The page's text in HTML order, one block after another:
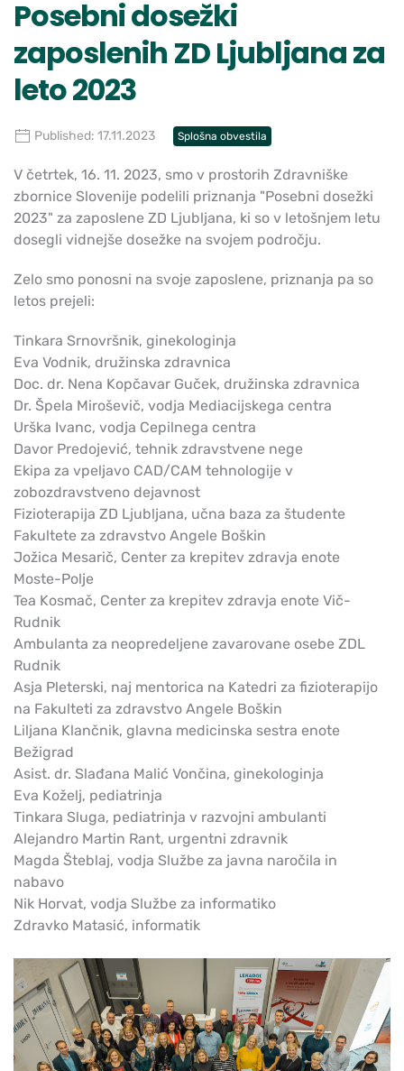
Posebni dosežki
zaposlenih ZD Ljubljana za
leto 2023
Published: 17.11.2023 Splošna obvestila
V četrtek, 16. 11. 2023, smo v prostorih Zdravniške
zbornice Slovenije podelili priznanja "Posebni dosežki
2023" za zaposlene ZD Ljubljana, ki so v letošnjem letu
dosegli vidnejše dosežke na svojem področju.
Zelo smo ponosni na svoje zaposlene, priznanja pa so
letos prejeli:
Tinkara Srnovršnik, ginekologinja
Eva Vodnik, družinska zdravnica
Doc. dr. Nena Kopčavar Guček, družinska zdravnica
Dr. Špela Miroševič, vodja Mediacijskega centra
Urška Ivanc, vodja Cepilnega centra
Davor Predojević, tehnik zdravstvene nege
Ekipa za vpeljavo CAD/CAM tehnologije v
zobozdravstveno dejavnost
Fizioterapija ZD Ljubljana, učna baza za študente
Fakultete za zdravstvo Angele Boškin
Jožica Mesarič, Center za krepitev zdravja enote
Moste-Polje
Tea Kosmač, Center za krepitev zdravja enote Vič-
Rudnik
Ambulanta za neopredeljene zavarovane osebe ZDL
Rudnik
Asja Pleterski, naj mentorica na Katedri za fizioterapijo
na Fakulteti za zdravstvo Angele Boškin
Liljana Klančnik, glavna medicinska sestra enote
Bežigrad
Asist. dr. Slađana Malić Vončina, ginekologinja
Eva Koželj, pediatrinja
Tinkara Sluga, pediatrinja v razvojni ambulanti
Alejandro Martin Rant, urgentni zdravnik
Magda Šteblaj, vodja Službe za javna naročila in
nabavo
Nik Horvat, vodja Službe za informatiko
Zdravko Matasić, informatik